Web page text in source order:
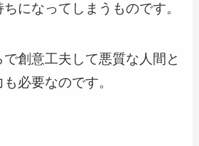
になってしまうものです。
創意工夫して悪質な人間と
必要なのです。